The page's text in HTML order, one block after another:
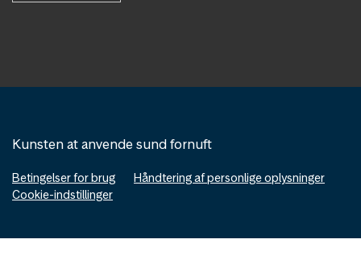
Kunsten at anvende sund fornuft
Betingelser for brug
Håndtering af personlige oplysninger
Cookie-indstillinger